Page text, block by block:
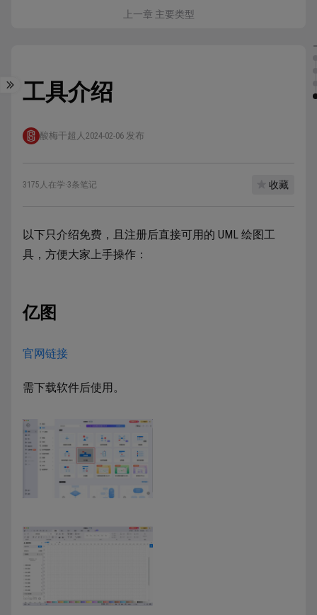
上一章 主要类型
工具介绍
酸梅干超人 2024-02-06 发布
3175人在学·3条笔记 收藏
以下只介绍免费，且注册后直接可用的 UML 绘图工
具，方便大家上手操作：
亿图
官网链接
需下载软件后使用。